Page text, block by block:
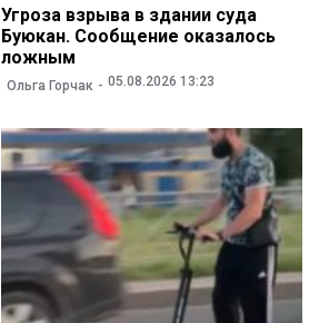
Угроза взрыва в здании суда
Буюкан. Сообщение оказалось
ложным
Ольга Горчак 05.08.2026 13:23